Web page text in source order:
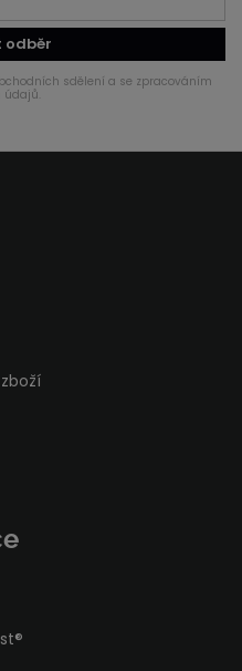
odběr
sdělení a se zpracováním